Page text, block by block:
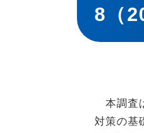
8（
本調査
対策の基